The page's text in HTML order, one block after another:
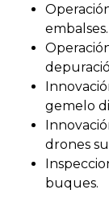
embalses.
gemelo
drones
buques.